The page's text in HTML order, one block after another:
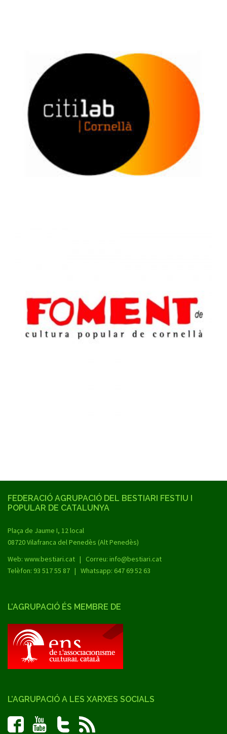
FEDERACIÓ AGRUPACIÓ DEL BESTIARI FESTIU I
POPULAR DE CATALUNYA
Plaça de Jaume I, 12 local
08720 Vilafranca del Penedès (Alt Penedès)
Web: www.bestiari.cat | Correu: info@bestiari.cat
Telèfon: 93 517 55 87 | Whatsapp: 647 69 52 63
L’AGRUPACIÓ ÉS MEMBRE DE
L’AGRUPACIÓ A LES XARXES SOCIALS